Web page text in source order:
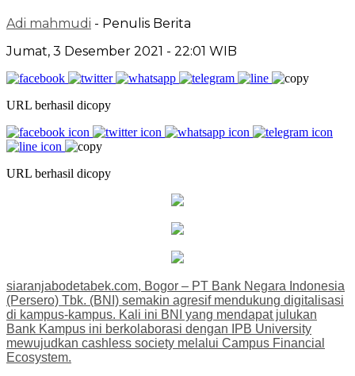
Adi mahmudi - Penulis Berita
Jumat, 3 Desember 2021 - 22:01 WIB
URL berhasil dicopy
URL berhasil dicopy
siaranjabodetabek.com, Bogor – PT Bank Negara Indonesia
(Persero) Tbk. (BNI) semakin agresif mendukung digitalisasi
di kampus-kampus. Kali ini BNI yang mendapat julukan
Bank Kampus ini berkolaborasi dengan IPB University
mewujudkan cashless society melalui Campus Financial
Ecosystem.